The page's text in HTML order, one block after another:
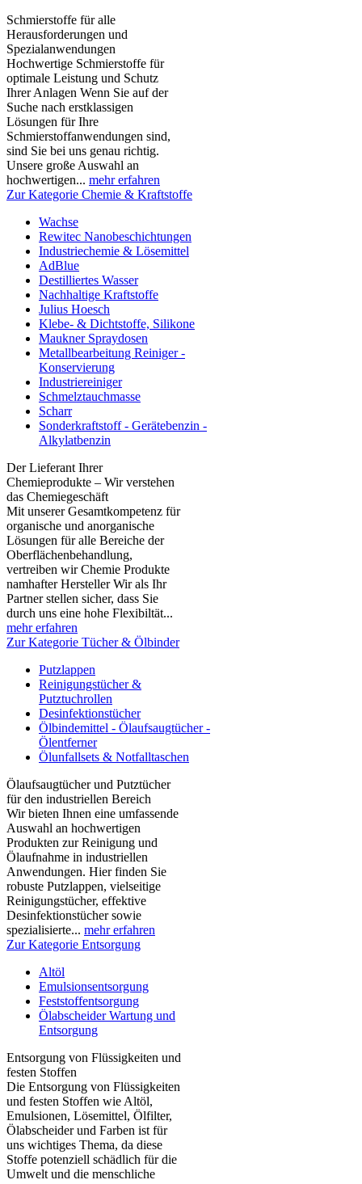
Schmierstoffe für alle
Herausforderungen und
Spezialanwendungen
Hochwertige Schmierstoffe für
optimale Leistung und Schutz
Ihrer Anlagen Wenn Sie auf der
Suche nach erstklassigen
Lösungen für Ihre
Schmierstoffanwendungen sind,
sind Sie bei uns genau richtig.
Unsere große Auswahl an
hochwertigen... mehr erfahren
Zur Kategorie Chemie & Kraftstoffe
Wachse
Rewitec Nanobeschichtungen
Industriechemie & Lösemittel
AdBlue
Destilliertes Wasser
Nachhaltige Kraftstoffe
Julius Hoesch
Klebe- & Dichtstoffe, Silikone
Maukner Spraydosen
Metallbearbeitung Reiniger -
Konservierung
Industriereiniger
Schmelztauchmasse
Scharr
Sonderkraftstoff - Gerätebenzin -
Alkylatbenzin
Der Lieferant Ihrer
Chemieprodukte – Wir verstehen
das Chemiegeschäft
Mit unserer Gesamtkompetenz für
organische und anorganische
Lösungen für alle Bereiche der
Oberflächenbehandlung,
vertreiben wir Chemie Produkte
namhafter Hersteller Wir als Ihr
Partner stellen sicher, dass Sie
durch uns eine hohe Flexibiltät...
mehr erfahren
Zur Kategorie Tücher & Ölbinder
Putzlappen
Reinigungstücher &
Putztuchrollen
Desinfektionstücher
Ölbindemittel - Ölaufsaugtücher -
Ölentferner
Ölunfallsets & Notfalltaschen
Ölaufsaugtücher und Putztücher
für den industriellen Bereich
Wir bieten Ihnen eine umfassende
Auswahl an hochwertigen
Produkten zur Reinigung und
Ölaufnahme in industriellen
Anwendungen. Hier finden Sie
robuste Putzlappen, vielseitige
Reinigungstücher, effektive
Desinfektionstücher sowie
spezialisierte... mehr erfahren
Zur Kategorie Entsorgung
Altöl
Emulsionsentsorgung
Feststoffentsorgung
Ölabscheider Wartung und
Entsorgung
Entsorgung von Flüssigkeiten und
festen Stoffen
Die Entsorgung von Flüssigkeiten
und festen Stoffen wie Altöl,
Emulsionen, Lösemittel, Ölfilter,
Ölabscheider und Farben ist für
uns wichtiges Thema, da diese
Stoffe potenziell schädlich für die
Umwelt und die menschliche